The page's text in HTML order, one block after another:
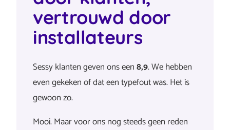
vertrouwd door
installateurs
Sessy klanten geven ons een8,9. We hebben
even gekeken of dat een typefout was. Het is
gewoon zo.
Mooi. Maar voor ons nog steeds geen reden